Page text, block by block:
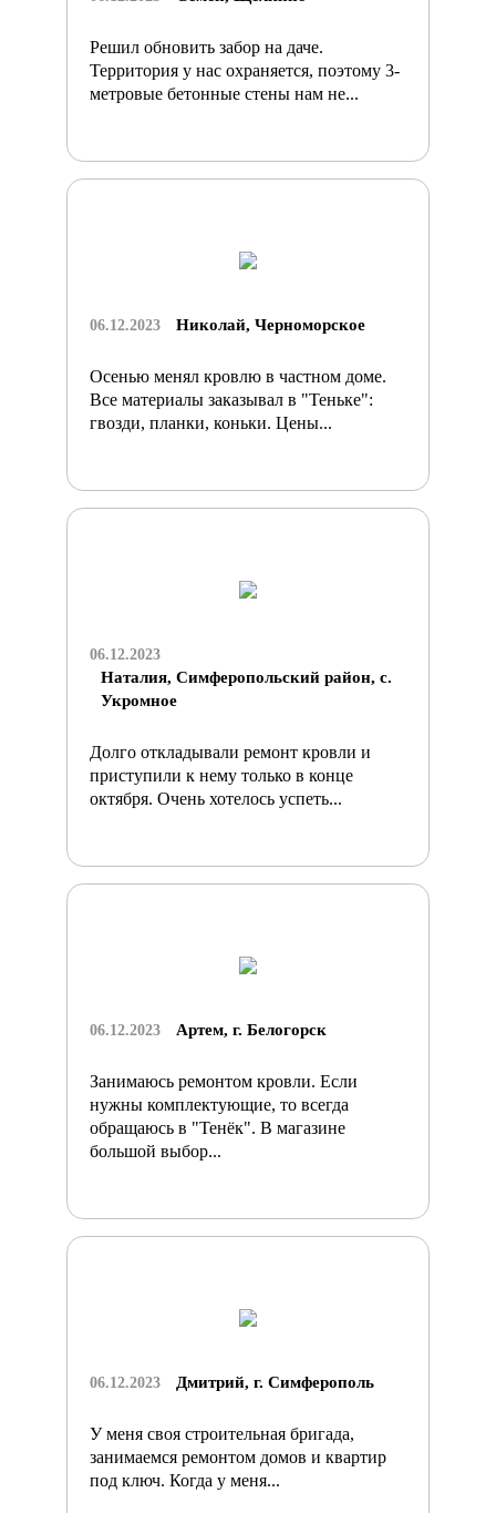
Решил обновить забор на даче.
Территория у нас охраняется, поэтому 3-
метровые бетонные стены нам не...
06.12.2023 Николай, Черноморское
Осенью менял кровлю в частном доме.
Все материалы заказывал в "Теньке":
гвозди, планки, коньки. Цены...
06.12.2023
Наталия, Симферопольский район, с.
Укромное
Долго откладывали ремонт кровли и
приступили к нему только в конце
октября. Очень хотелось успеть...
06.12.2023 Артем, г. Белогорск
Занимаюсь ремонтом кровли. Если
нужны комплектующие, то всегда
обращаюсь в "Тенёк". В магазине
большой выбор...
06.12.2023 Дмитрий, г. Симферополь
У меня своя строительная бригада,
занимаемся ремонтом домов и квартир
под ключ. Когда у меня...